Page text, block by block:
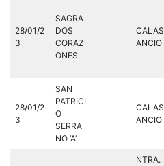
28/01/2
3
SAGRA
DOS
CORAZ
ONES
CALAS
ANCIO
28/01/2
3
SAN
PATRICI
O
SERRA
NO ‘A’
CALAS
ANCIO
NTRA.